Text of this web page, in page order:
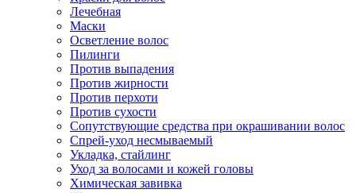
Лечебная
Маски
Осветление волос
Пилинги
Против выпадения
Против жирности
Против перхоти
Против сухости
Сопутствующие средства при окрашивании волос
Спрей-уход несмываемый
Укладка, стайлинг
Уход за волосами и кожей головы
Химическая завивка